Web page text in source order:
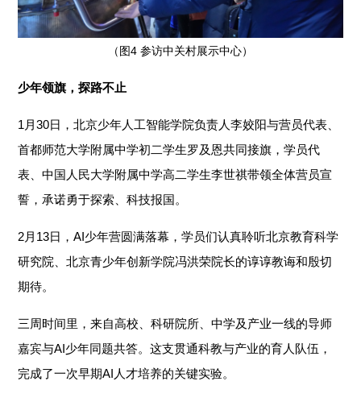
（图4 参访中关村展示中心）
少年领旗，探路不止
1月30日，北京少年人工智能学院负责人李姣阳与营员代表、
首都师范大学附属中学初二学生罗及恩共同接旗，学员代
表、中国人民大学附属中学高二学生李世祺带领全体营员宣
誓，承诺勇于探索、科技报国。
2月13日，AI少年营圆满落幕，学员们认真聆听北京教育科学
研究院、北京青少年创新学院冯洪荣院长的谆谆教诲和殷切
期待。
三周时间里，来自高校、科研院所、中学及产业一线的导师
嘉宾与AI少年同题共答。这支贯通科教与产业的育人队伍，
完成了一次早期AI人才培养的关键实验。